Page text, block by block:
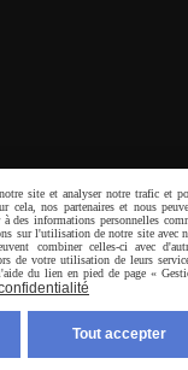
site et analyser notre trafic et
cela, nos partenaires et nous
des informations personnelles
sur l'utilisation de notre site avec
combiner celles-ci avec
de votre utilisation de leurs
du lien en pied de page «
Tout accepter